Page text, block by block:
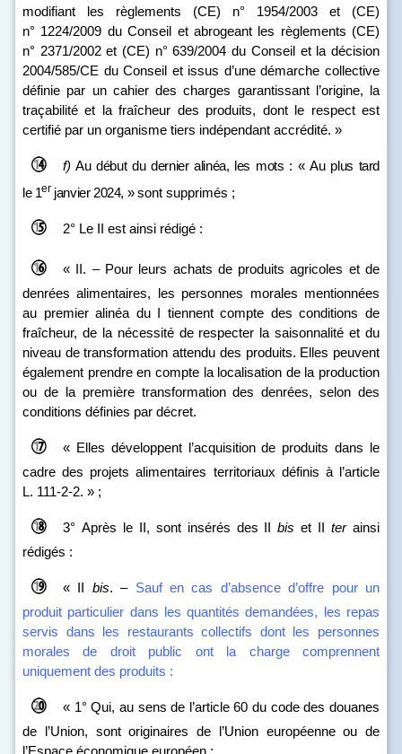
modifiant les règlements (CE) n° 1954/2003 et (CE)
n° 1224/2009 du Conseil et abrogeant les règlements (CE)
n° 2371/2002 et (CE) n° 639/2004 du Conseil et la décision
2004/585/CE du Conseil et issus d’une démarche collective
définie par un cahier des charges garantissant l’origine, la
traçabilité et la fraîcheur des produits, dont le respect est
certifié par un organisme tiers indépendant accrédité. »
f) Au début du dernier alinéa, les mots : « Au plus tard
le 1er janvier 2024, »sont supprimés ;
2° Le II est ainsi rédigé :
« II. – Pour leurs achats de produits agricoles et de
denrées alimentaires, les personnes morales mentionnées
au premier alinéa du I tiennent compte des conditions de
fraîcheur, de la nécessité de respecter la saisonnalité et du
niveau de transformation attendu des produits. Elles peuvent
également prendre en compte la localisation de la production
ou de la première transformation des denrées, selon des
conditions définies par décret.
« Elles développent l’acquisition de produits dans le
cadre des projets alimentaires territoriaux définis à l’article
L. 111‑2‑2. » ;
3° Après le II, sont insérés des IIbis et IIterainsi
rédigés :
« II bis. – Sauf en cas d’absence d’offre pour un
produit particulier dans les quantités demandées, les repas
servis dans les restaurants collectifs dont les personnes
morales de droit public ont la charge comprennent
uniquement des produits :
« 1° Qui, au sens de l’article 60 du code des douanes
de l’Union, sont originaires de l’Union européenne ou de
l’Espace économique européen ;